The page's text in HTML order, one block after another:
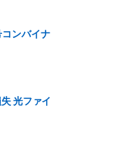
ンバイナ
光ファイ